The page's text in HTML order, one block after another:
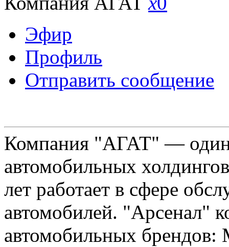
Эфир
Профиль
Отправить сообщение
Компания "АГАТ" —
автомобильных
лет работает в сфере
автомобилей. "Арсенал"
автомобильных